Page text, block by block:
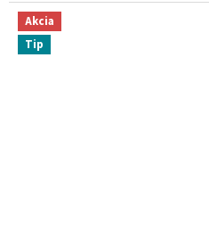
Akcia
Tip